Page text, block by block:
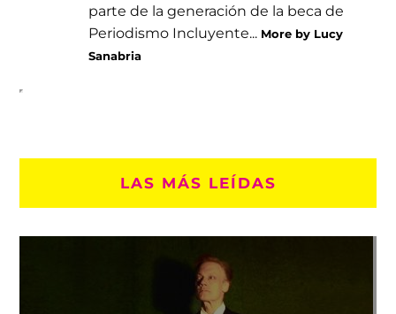
parte de la generación de la beca de
Periodismo Incluyente... More by Lucy
Sanabria
LAS MÁS LEÍDAS